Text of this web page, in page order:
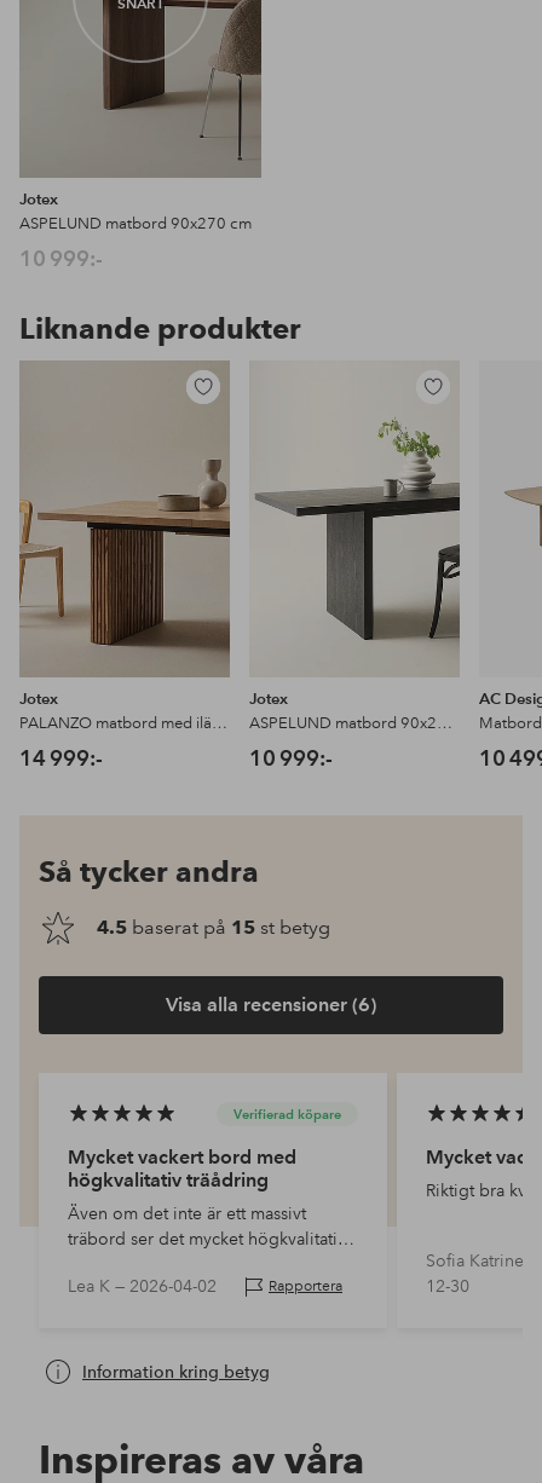
Jotex
ASPELUND matbord 90x270 cm
10 999:-
Liknande produkter
favoriter
Jotex
PALANZO matbord med iläggsskiva 105x196+45 cm
14 999:-
till
i
favoriter
Jotex
ASPELUND matbord 90x270 cm
10 999:-
AC
10
Så tycker andra
4.5 baserat på 15 st betyg
Visa alla recensioner (6)
Verifierad köpare
Mycket vackert bord med
högkvalitativ träådring
Även om det inte är ett massivt
träbord ser det mycket högkvalitativt
Monteringen var mycket enkel och
Lea K — 2026-04-02 Rapportera
Mycket
Riktigt bra
Sofia Katrine
12-30
Information kring betyg
Inspireras av våra